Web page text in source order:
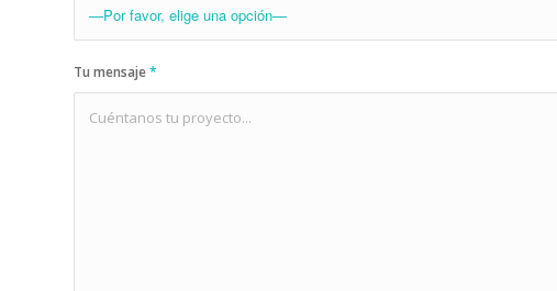
Tu mensaje*